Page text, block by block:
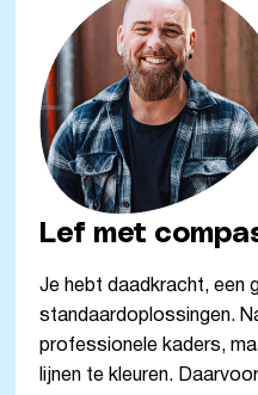
Lef met
Je hebt daadkracht, een
standaardoplossingen.
professionele kaders,
lijnen te kleuren.